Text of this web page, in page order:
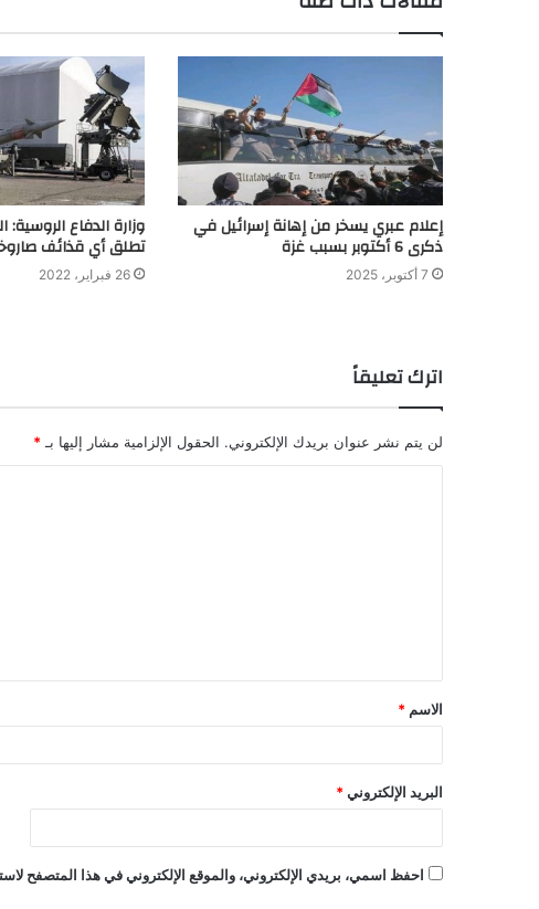
إعلام عبري يسخر من إهانة إسرائيل في
ذكرى 6 أكتوبر بسبب غزة
7 أكتوبر، 2025
وزارة الدفاع
تطلق أي قذائف
26 فبراير، 2022
اترك تعليقاً
لن يتم نشر عنوان بريدك الإلكتروني. الحقول الإلزامية مشار إليها بـ *
الاسم *
البريد الإلكتروني *
احفظ اسمي، بريدي الإلكتروني، والموقع الإلكتروني في هذا المتصفح